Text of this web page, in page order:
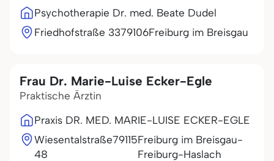
Psychotherapie Dr. med. Beate Dudel
Friedhofstraße 3379106Freiburg im Breisgau
Frau Dr. Marie-Luise Ecker-Egle
Praktische Ärztin
Praxis DR. MED. MARIE-LUISE ECKER-EGLE
Wiesentalstraße
48
79115Freiburg im Breisgau-
Freiburg-Haslach